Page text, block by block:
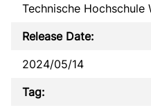
Technische
Release Date:
2024/05/14
Tag: